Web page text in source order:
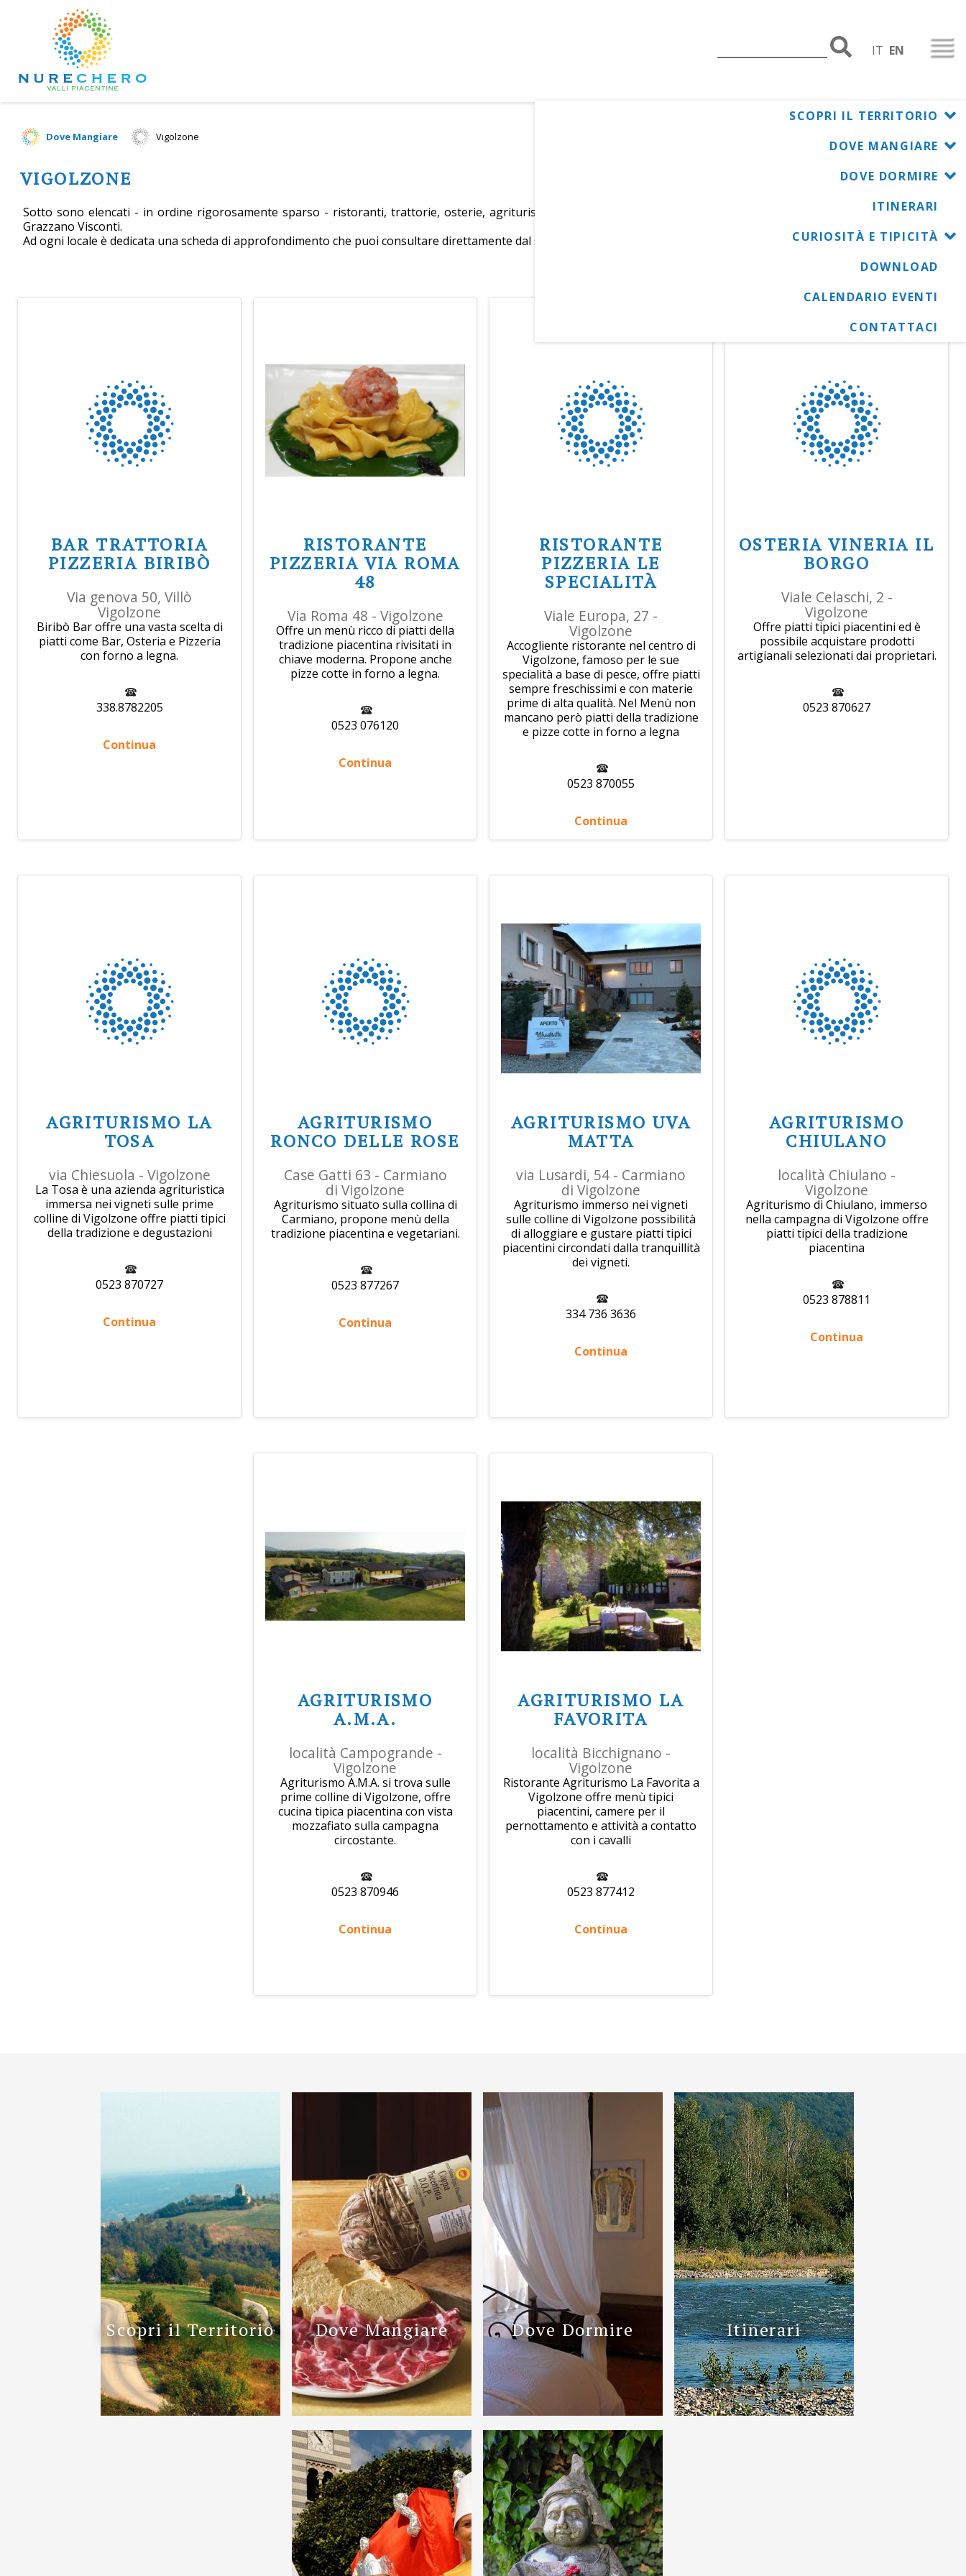
SCOPRI IL TERRITORIO
DOVE MANGIARE
DOVE DORMIRE
ITINERARI
CURIOSITÀ E TIPICITÀ
DOWNLOAD
CALENDARIO EVENTI
CONTATTACI
IT EN
Dove Mangiare Vigolzone
VIGOLZONE
Sotto sono elencati - in ordine rigorosamente sparso - ristoranti, trattorie, osterie, agriturismi e pizzerie presenti nel territorio comunale di Vigolzone e nel borgo di
Grazzano Visconti.
Ad ogni locale è dedicata una scheda di approfondimento che puoi consultare direttamente dal sito.
BAR TRATTORIA
PIZZERIA BIRIBÒ
Via genova 50, Villò
Vigolzone
Biribò Bar offre una vasta scelta di
piatti come Bar, Osteria e Pizzeria
con forno a legna.
338.8782205
Continua
RISTORANTE
PIZZERIA VIA ROMA
48
Via Roma 48 - Vigolzone
Offre un menù ricco di piatti della
tradizione piacentina rivisitati in
chiave moderna. Propone anche
pizze cotte in forno a legna.
0523 076120
Continua
RISTORANTE
PIZZERIA LE
SPECIALITÀ
Viale Europa, 27 -
Vigolzone
Accogliente ristorante nel centro di
Vigolzone, famoso per le sue
specialità a base di pesce, offre piatti
sempre freschissimi e con materie
prime di alta qualità. Nel Menù non
mancano però piatti della tradizione
e pizze cotte in forno a legna
0523 870055
Continua
OSTERIA VINERIA IL
BORGO
Viale Celaschi, 2 -
Vigolzone
Offre piatti tipici piacentini ed è
possibile acquistare prodotti
artigianali selezionati dai proprietari.
0523 870627
AGRITURISMO LA
TOSA
via Chiesuola - Vigolzone
La Tosa è una azienda agrituristica
immersa nei vigneti sulle prime
colline di Vigolzone offre piatti tipici
della tradizione e degustazioni
0523 870727
Continua
AGRITURISMO
RONCO DELLE ROSE
Case Gatti 63 - Carmiano
di Vigolzone
Agriturismo situato sulla collina di
Carmiano, propone menù della
tradizione piacentina e vegetariani.
0523 877267
Continua
AGRITURISMO UVA
MATTA
via Lusardi, 54 - Carmiano
di Vigolzone
Agriturismo immerso nei vigneti
sulle colline di Vigolzone possibilità
di alloggiare e gustare piatti tipici
piacentini circondati dalla tranquillità
dei vigneti.
334 736 3636
Continua
AGRITURISMO
CHIULANO
località Chiulano -
Vigolzone
Agriturismo di Chiulano, immerso
nella campagna di Vigolzone offre
piatti tipici della tradizione
piacentina
0523 878811
Continua
AGRITURISMO
A.M.A.
località Campogrande -
Vigolzone
Agriturismo A.M.A. si trova sulle
prime colline di Vigolzone, offre
cucina tipica piacentina con vista
mozzafiato sulla campagna
circostante.
0523 870946
Continua
AGRITURISMO LA
FAVORITA
località Bicchignano -
Vigolzone
Ristorante Agriturismo La Favorita a
Vigolzone offre menù tipici
piacentini, camere per il
pernottamento e attività a contatto
con i cavalli
0523 877412
Continua
Scopri il Territorio Dove Mangiare Dove Dormire Itinerari